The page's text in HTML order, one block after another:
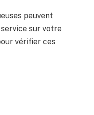
peuvent
service sur votre
vérifier ces